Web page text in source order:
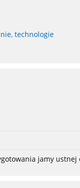
technologie
jamy